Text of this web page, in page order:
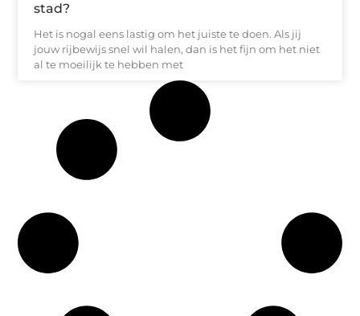
stad?
Het is nogal eens lastig om het juiste te doen. Als jij
jouw rijbewijs snel wil halen, dan is het fijn om het niet
al te moeilijk te hebben met